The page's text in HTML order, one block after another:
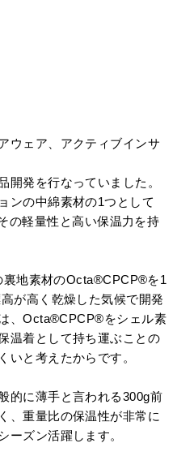
ウェア、アクティブインサ
開発を行なっていました。
ンの中綿素材の1つとして
の軽量性と高い保温力を持
裏地素材のOcta®CPCP®を1
が高く乾燥した気候で開発
、Octa®CPCP®をシェル素
温着として持ち運ぶことの
いと考えたからです。
的に薄手と言われる300g前
、重量比の保温性が非常に
ーズン活躍します。